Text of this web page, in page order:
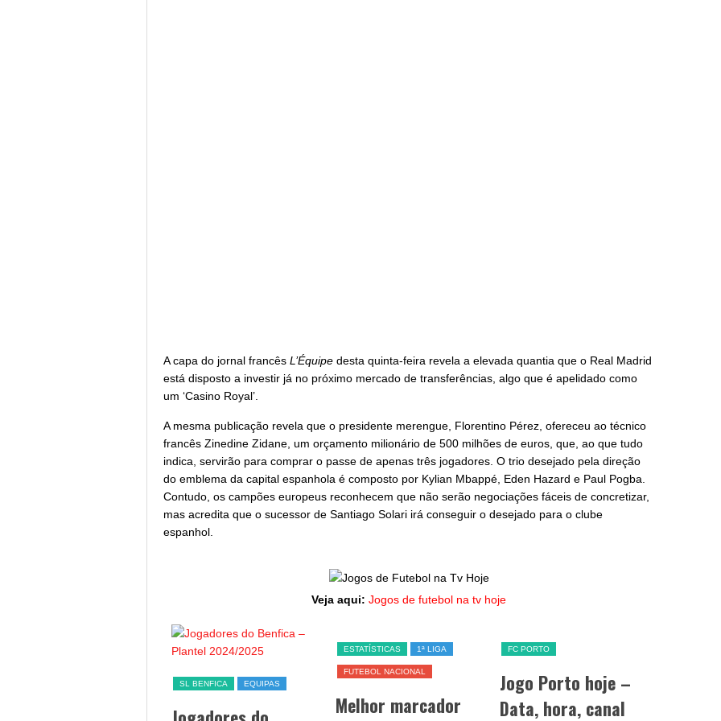
A capa do jornal francês L’Équipe desta quinta-feira revela a elevada quantia que o Real Madrid
está disposto a investir já no próximo mercado de transferências, algo que é apelidado como
um ‘Casino Royal’.
A mesma publicação revela que o presidente merengue, Florentino Pérez, ofereceu ao técnico
francês Zinedine Zidane, um orçamento milionário de 500 milhões de euros, que, ao que tudo
indica, servirão para comprar o passe de apenas três jogadores. O trio desejado pela direção
do emblema da capital espanhola é composto por Kylian Mbappé, Eden Hazard e Paul Pogba.
Contudo, os campões europeus reconhecem que não serão negociações fáceis de concretizar,
mas acredita que o sucessor de Santiago Solari irá conseguir o desejado para o clube
espanhol.
Veja aqui: Jogos de futebol na tv hoje
SL BENFICA EQUIPAS
ESTATÍSTICAS 1ª LIGA
FUTEBOL NACIONAL
Melhor marcador
FC PORTO
Jogo Porto hoje –
Data, hora, canal